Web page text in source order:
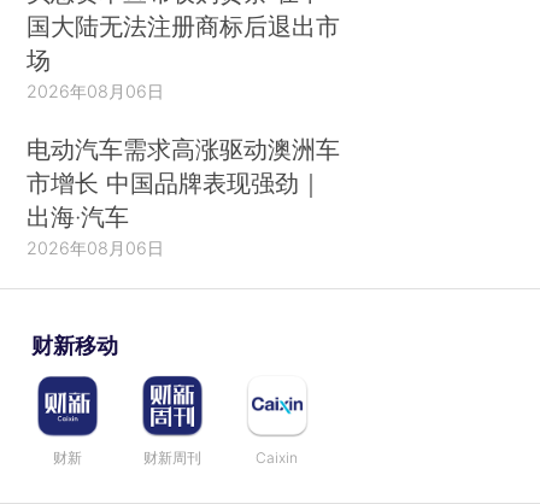
国大陆无法注册商标后退出市
场
2026年08月06日
电动汽车需求高涨驱动澳洲车
市增长 中国品牌表现强劲｜
出海·汽车
2026年08月06日
财新移动
财新 财新周刊 Caixin